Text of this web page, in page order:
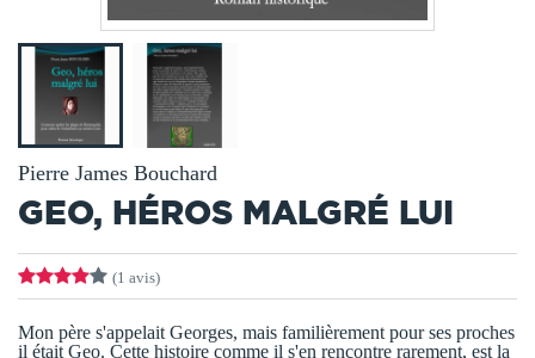
Pierre James Bouchard
GEO, HÉROS MALGRÉ LUI
(1 avis)
Mon père s'appelait Georges, mais familièrement pour ses proches
il était Geo. Cette histoire comme il s'en rencontre rarement, est la